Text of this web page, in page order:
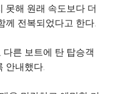
못해 원래 속도보다 더
께 전복되었다고 한다.
른 보트에 탄 탑승객
안내했다.